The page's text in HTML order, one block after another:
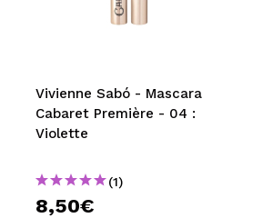
MAQUIFARMA
TRAVEL SIZE
NATURE
OFFRES
Vivienne Sabó - Mascara
Cabaret Première - 04 :
Violette
(1)
8,50€